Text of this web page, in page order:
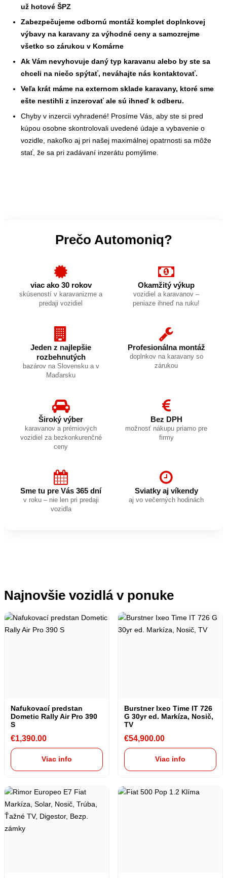
už hotové ŠPZ
Zabezpečujeme odbornú montáž komplet doplnkovej
výbavy na karavany za výhodné ceny a samozrejme
všetko so zárukou v Komárne
Ak Vám nevyhovuje daný typ karavanu alebo by ste sa
chceli na niečo spýtať, neváhajte nás kontaktovať.
Veľa krát máme na externom sklade karavany, ktoré sme
ešte nestihli z inzerovať ale sú ihneď k odberu.
Chyby v inzercii vyhradené! Prosíme Vás, aby ste si pred
kúpou osobne skontrolovali uvedené údaje a vybavenie o
vozidle, nakoľko aj pri našej maximálnej opatrnosti sa môže
stať, že sa pri zadávaní inzerátu pomýlime.
Prečo Automoniq?
viac ako 30 rokov
skúseností v karavanizme a
predaji vozidiel
Okamžitý výkup
vozidiel a karavanov –
peniaze ihneď na ruku!
Jeden z najlepšie
rozbehnutých
bazárov na Slovensku a v
Maďarsku
Profesionálna montáž
doplnkov na karavany so
zárukou
Široký výber
karavanov a prémiových
vozidiel za bezkonkurenčné
ceny
Bez DPH
možnosť nákupu priamo pre
firmy
Sme tu pre Vás 365 dní
v roku – nie len pri predaji
vozidla
Sviatky aj víkendy
aj vo večerných hodinách
Najnovšie vozidlá v ponuke
Nafukovací predstan
Dometic Rally Air Pro 390
S
€1,390.00
Viac info
Burstner Ixeo Time IT 726
G 30yr ed. Markíza, Nosič,
TV
€54,900.00
Viac info